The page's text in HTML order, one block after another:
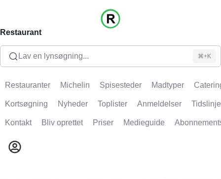
Restaurant
Lav en lynsøgning... ⌘+K
Restauranter Michelin Spisesteder Madtyper
Kortsøgning Nyheder Toplister Anmeldelser Tidslinje
Kontakt Bliv oprettet Priser Medieguide